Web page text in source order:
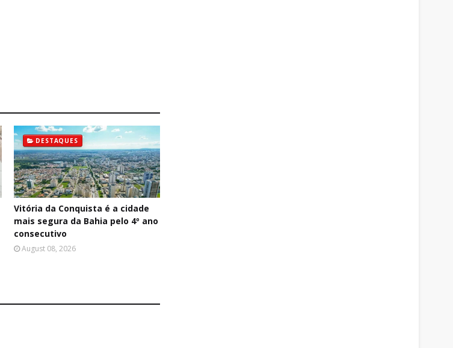
DESTAQUES
Vitória da Conquista é a cidade
mais segura da Bahia pelo 4º ano
consecutivo
August 08, 2026